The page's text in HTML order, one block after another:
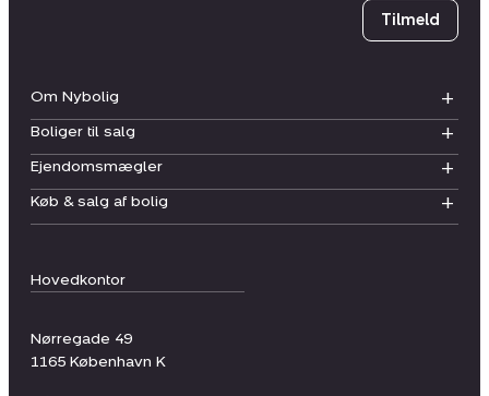
Hovedkontor
Nørregade 49
1165 København K
Om Nybolig
Boliger til salg
Ejendomsmægler
Køb & salg af bolig
Tilmeld